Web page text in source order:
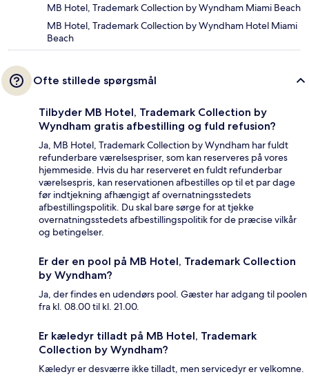
MB Hotel, Trademark Collection by Wyndham Miami Beach
MB Hotel, Trademark Collection by Wyndham Hotel Miami
Beach
Ofte stillede spørgsmål
Tilbyder MB Hotel, Trademark Collection by
Wyndham gratis afbestilling og fuld refusion?
Ja, MB Hotel, Trademark Collection by Wyndham har fuldt
refunderbare værelsespriser, som kan reserveres på vores
hjemmeside. Hvis du har reserveret en fuldt refunderbar
værelsespris, kan reservationen afbestilles op til et par dage
før indtjekning afhængigt af overnatningsstedets
afbestillingspolitik. Du skal bare sørge for at tjekke
overnatningsstedets afbestillingspolitik for de præcise vilkår
og betingelser.
Er der en pool på MB Hotel, Trademark Collection
by Wyndham?
Ja, der findes en udendørs pool. Gæster har adgang til poolen
fra kl. 08.00 til kl. 21.00.
Er kæledyr tilladt på MB Hotel, Trademark
Collection by Wyndham?
Kæledyr er desværre ikke tilladt, men servicedyr er velkomne.